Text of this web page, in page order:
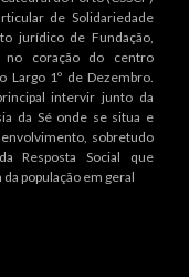
de Solidariedade
jurídico de Fundação,
coração do centro
Largo 1º de Dezembro.
intervir junto da
da Sé onde se situa e
sobretudo
Resposta Social que
população em geral